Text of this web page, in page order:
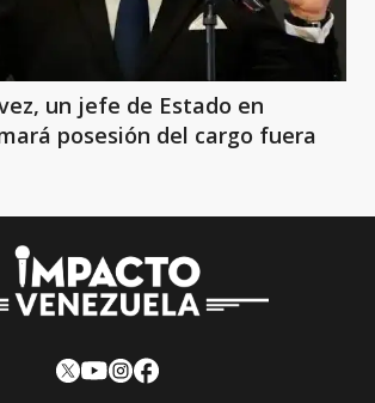
un jefe de Estado en
posesión del cargo fuera